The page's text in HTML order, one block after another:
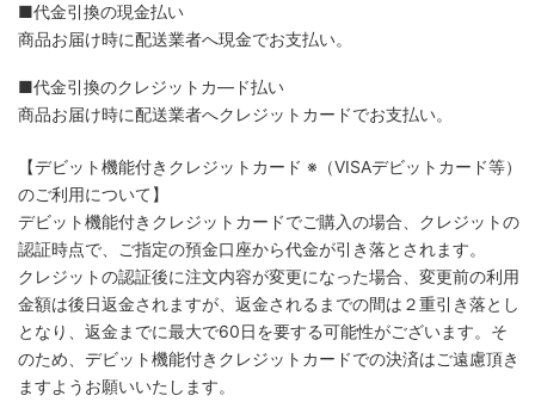
■代金引換の現金払い
商品お届け時に配送業者へ現金でお支払い。
■代金引換のクレジットカ―ド払い
商品お届け時に配送業者へクレジットカードでお支払い。
【デビット機能付きクレジットカード ※（VISAデビットカード等）
のご利用について】
デビット機能付きクレジットカードでご購入の場合、クレジットの
認証時点で、ご指定の預金口座から代金が引き落とされます。
クレジットの認証後に注文内容が変更になった場合、変更前の利用
金額は後日返金されますが、返金されるまでの間は２重引き落とし
となり、返金までに最大で60日を要する可能性がございます。そ
のため、デビット機能付きクレジットカードでの決済はご遠慮頂き
ますようお願いいたします。